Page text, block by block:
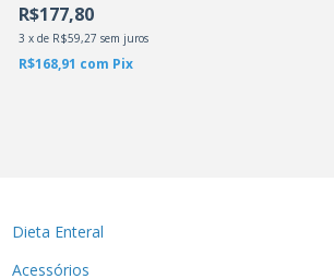
R$177,80
3 xde R$59,27 sem juros
R$168,91 com Pix
Dieta Enteral
Acessórios